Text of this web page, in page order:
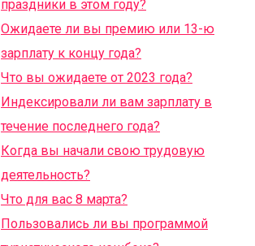
праздники в этом году?
Ожидаете ли вы премию или 13-ю
зарплату к концу года?
Что вы ожидаете от 2023 года?
Индексировали ли вам зарплату в
течение последнего года?
Когда вы начали свою трудовую
деятельность?
Что для вас 8 марта?
Пользовались ли вы программой